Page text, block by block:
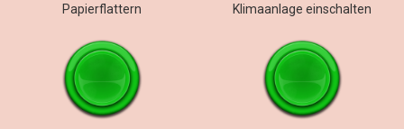
Papierflattern Klimaanlage einschalten